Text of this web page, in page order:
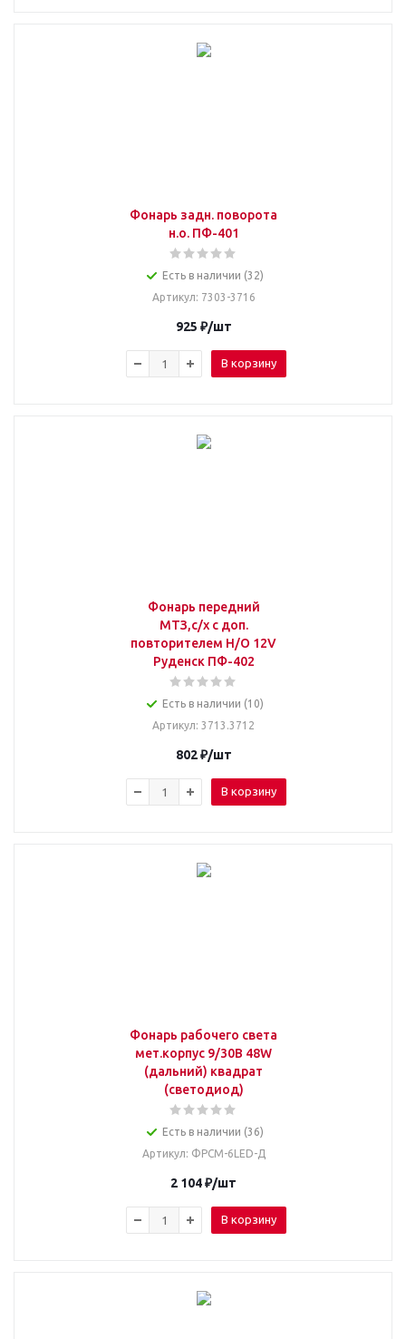
Фонарь задн. поворота
н.о. ПФ-401
Есть в наличии (32)
Артикул: 7303-3716
925 ₽/шт
В корзину
Фонарь передний
МТЗ,с/х с доп.
повторителем Н/О 12V
Руденск ПФ-402
Есть в наличии (10)
Артикул: 3713.3712
802₽/шт
В корзину
Фонарь рабочего света
мет.корпус 9/30В 48W
(дальний) квадрат
(светодиод)
Есть в наличии (36)
Артикул: ФРСМ-6LED-Д
2 104₽/шт
В корзину